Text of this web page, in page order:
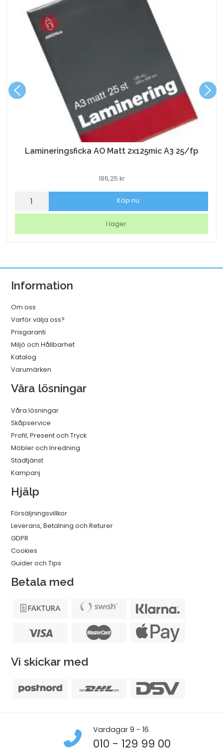
Lamineringsficka AO Matt 2x125mic A3 25/fp
186,25 kr
Lamineringsficka
2x125mic
mängd
Köp nu
I lager
Information
Om oss
Varför välja oss?
Prisgaranti
Miljö och Hållbarhet
Katalog
Varumärken
Våra lösningar
Våra lösningar
Skåpservice
Profil, Present och Tryck
Möbler och Inredning
Städtjänst
Kampanj
Hjälp
Försäljningsvillkor
Leverans, Betalning och Returer
GDPR
Cookies
Guider och Tips
Betala med
Vi skickar med
Vardagar 9 - 16
010 - 129 99 00